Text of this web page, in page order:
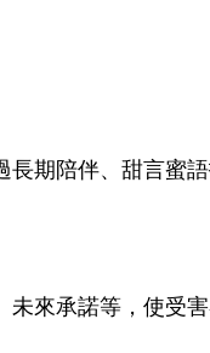
長期陪伴、甜言蜜
未來承諾等，使受